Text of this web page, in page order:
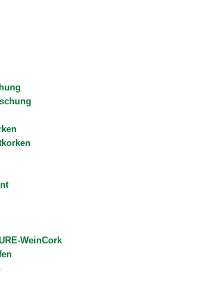
WeinCork